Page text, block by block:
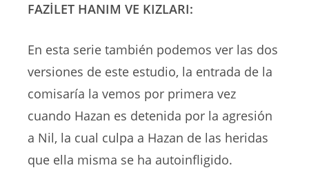
FAZİLET HANIM VE KIZLARI:
En esta serie también podemos ver las dos
versiones de este estudio, la entrada de la
comisaría la vemos por primera vez
cuando Hazan es detenida por la agresión
a Nil, la cual culpa a Hazan de las heridas
que ella misma se ha autoinfligido.